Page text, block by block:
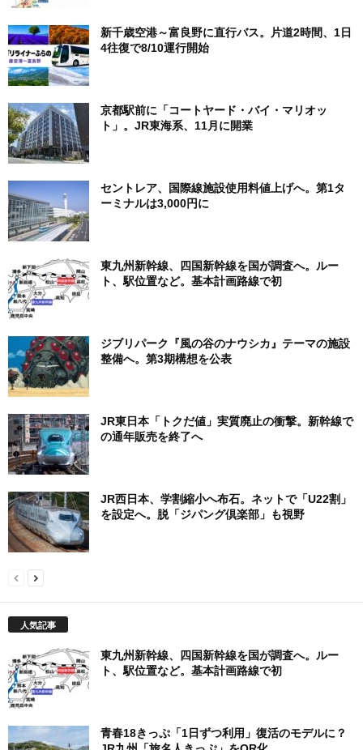
新千歳空港～富良野に直行バス。片道2時間、1日
4往復で8/10運行開始
京都駅前に「コートヤード・バイ・マリオッ
ト」。JR東海系、11月に開業
セントレア、国際線施設使用料値上げへ。第1タ
ーミナルは3,000円に
東九州新幹線、四国新幹線を国が調査へ。ルー
ト、駅位置など。基本計画路線で初
ジブリパーク『風の谷のナウシカ』テーマの施設
整備へ。第3期構想を公表
JR東日本「トクだ値」実質廃止の衝撃。新幹線で
の通年販売を終了へ
JR西日本、学割縮小へ布石。ネットで「U22割」
を設定へ。脱「ジパング倶楽部」も視野
人気記事
東九州新幹線、四国新幹線を国が調査へ。ルー
ト、駅位置など。基本計画路線で初
青春18きっぷ「1日ずつ利用」復活のモデルに？